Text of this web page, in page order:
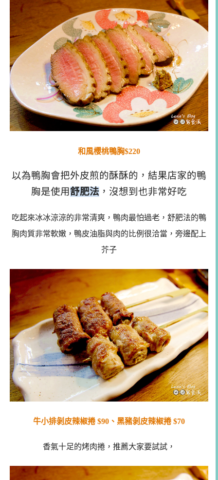
和風櫻桃鴨胸$220
以為鴨胸會把外皮煎的酥酥的，結果店家的鴨
胸是使用舒肥法 ，沒想到也非常好吃
吃起來冰冰涼涼的非常清爽，鴨肉最怕過老，舒肥法的鴨
胸肉質非常軟嫩，鴨皮油脂與肉的比例很洽當，旁邊配上
芥子
牛小排剝皮辣椒捲 $90、黑豬剝皮辣椒捲 $70
香氣十足的烤肉捲，推薦大家要試試，